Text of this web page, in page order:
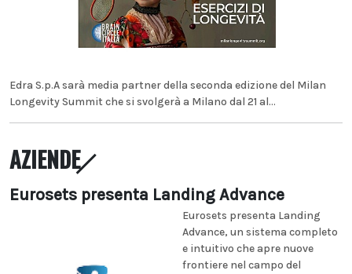
Edra S.p.A sarà media partner della seconda edizione del Milan
Longevity Summit che si svolgerà a Milano dal 21 al...
AZIENDE
Eurosets presenta Landing Advance
Eurosets presenta Landing
Advance, un sistema completo
e intuitivo che apre nuove
frontiere nel campo del